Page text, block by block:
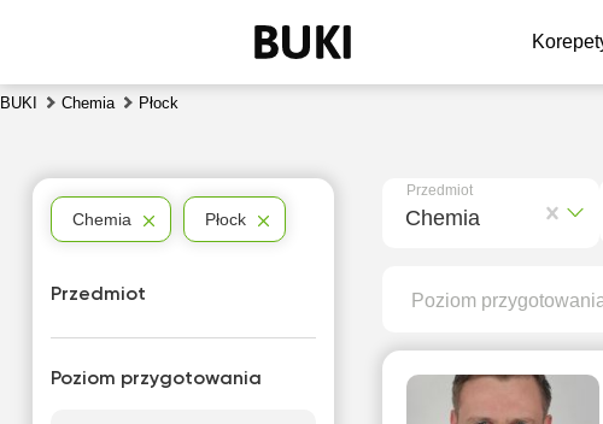
BUKI Chemia Płock
Przedmiot
Chemia
Poziom
Chemia Płock
Przedmiot
Poziom przygotowania